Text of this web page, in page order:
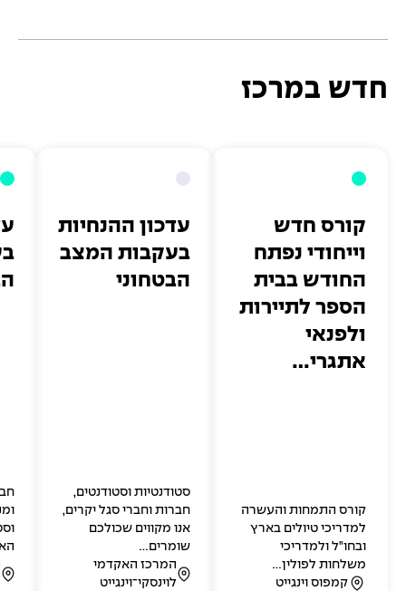
חדש במרכז
קורס חדש
וייחודי נפתח
החודש בבית
הספר לתיירות
ולפנאי
אתגרי…
קורס התמחות והעשרה
למדריכי טיולים בארץ
ובחו"ל ולמדריכי
משלחות לפולין…
מ קמפוס וינגייט
עדכון ההנחיות
בעקבות המצב
הבטחוני
סטודנטיות וסטודנטים,
חברות וחברי סגל יקרים,
אנו מקווים שכולכם
שומרים…
מ
המרכז האקדמי
לוינסקי־וינגייט
מ